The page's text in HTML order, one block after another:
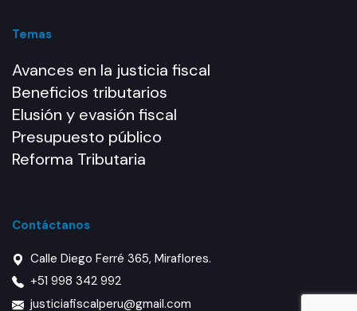
Temas
Avances en la justicia fiscal
Beneficios tributarios
Elusión y evasión fiscal
Presupuesto público
Reforma Tributaria
Contáctanos
Calle Diego Ferré 365, Miraflores.
+51 998 342 992
justiciafiscalperu@gmail.com